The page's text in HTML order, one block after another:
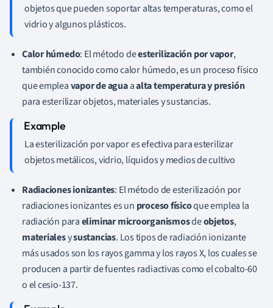
objetos que pueden soportar altas temperaturas, como el
vidrio y algunos plásticos.
Calor húmedo: El método deesterilización por vapor,
también conocido como calor húmedo, es un proceso físico
que empleavapor de aguaaalta temperatura y presión
para esterilizar objetos, materiales y sustancias.
La esterilización por vapor es efectiva para esterilizar
objetos metálicos, vidrio, líquidos y medios de cultivo
Radiaciones ionizantes: El método de esterilización por
radiaciones ionizantes es un proceso físicoque emplea la
radiación paraeliminar microorganismosdeobjetos,
materialesysustancias. Los tipos de radiación ionizante
más usados son los rayos gamma y los rayos X, los cuales se
producen a partir de fuentes radiactivas como el cobalto-60
o el cesio-137.